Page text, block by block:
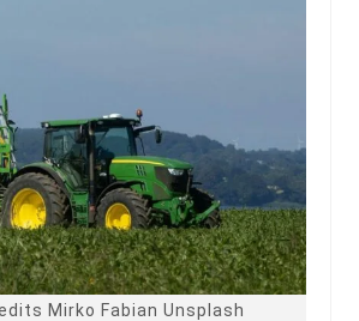
Mirko Fabian Unsplash